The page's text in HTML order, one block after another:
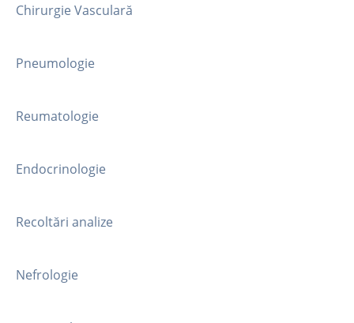
Chirurgie Vasculară
Pneumologie
Reumatologie
Endocrinologie
Recoltări analize
Nefrologie